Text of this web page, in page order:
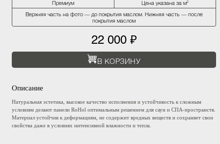
Премиум
Цена указана за м²
Верхняя часть на фото — до покрытия маслом. Нижняя часть — после
покрытия маслом
22 000 ₽
В КОРЗИНУ
Описание
Натуральная эстетика, высокое качество исполнения и устойчивость к сложным
условиям делают панели RoHol оптимальным решением для саун и СПА-пространств.
Материал устойчив к деформациям, не содержит вредных веществ и сохраняет свои
свойства даже в условиях интенсивной влажности и тепла.